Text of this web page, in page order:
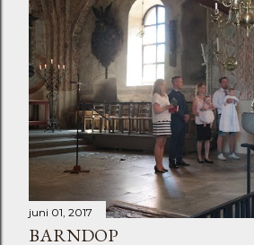
juni 01, 2017
BARNDOP